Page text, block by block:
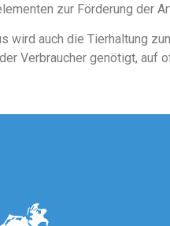
zur Förderung der
wird auch die Tierhaltung
Verbraucher genötigt, auf